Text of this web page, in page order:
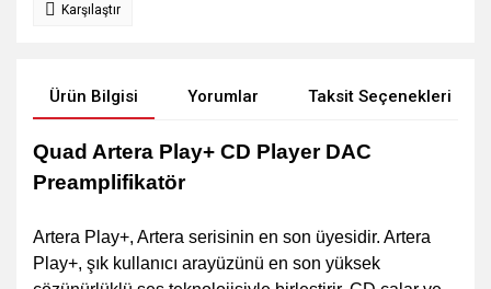
Karşılaştır
Ürün Bilgisi Yorumlar Taksit Seçenekleri
Quad Artera Play+ CD Player DAC
Preamplifikatör
Artera Play+, Artera serisinin en son üyesidir. Artera
Play+, şık kullanıcı arayüzünü en son yüksek